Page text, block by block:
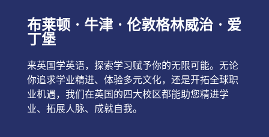
布莱顿 · 牛津 · 伦敦格林威治 · 爱
丁堡
来英国学英语，探索学习赋予你的无限可能。无论
你追求学业精进、体验多元文化，还是开拓全球职
业机遇，我们在英国的四大校区都能助您精进学
业、拓展人脉、成就自我。